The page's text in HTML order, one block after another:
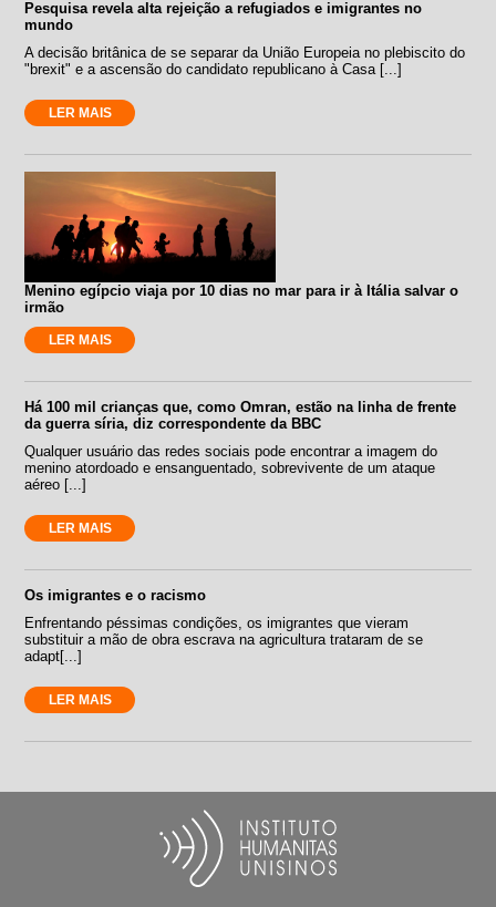
Pesquisa revela alta rejeição a refugiados e imigrantes no
mundo
A decisão britânica de se separar da União Europeia no plebiscito do
"brexit" e a ascensão do candidato republicano à Casa [...]
LER MAIS
Menino egípcio viaja por 10 dias no mar para ir à Itália salvar o
irmão
LER MAIS
Há 100 mil crianças que, como Omran, estão na linha de frente
da guerra síria, diz correspondente da BBC
Qualquer usuário das redes sociais pode encontrar a imagem do
menino atordoado e ensanguentado, sobrevivente de um ataque
aéreo [...]
LER MAIS
Os imigrantes e o racismo
Enfrentando péssimas condições, os imigrantes que vieram
substituir a mão de obra escrava na agricultura trataram de se
adapt[...]
LER MAIS